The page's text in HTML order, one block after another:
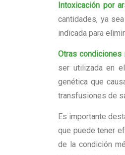
Intoxicación por
cantidades, ya
indicada para
Otras condiciones
ser utilizada en
genética que
transfusiones de
Es importante
que puede tener
de la condición